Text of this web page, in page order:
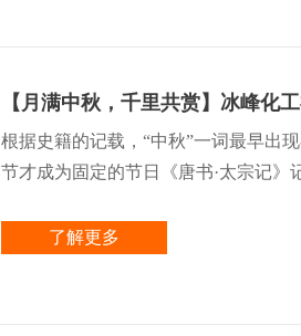
【月满中秋，千里共赏】冰峰化
根据史籍的记载，“中秋”一词最早出
节才成为固定的节日《唐书·太宗记》
了解更多